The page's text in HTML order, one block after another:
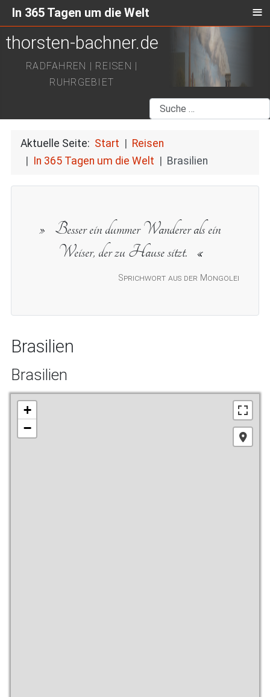
thorsten-bachner.de
RADFAHREN | REISEN |
RUHRGEBIET
Suchen
Aktuelle Seite: Start
Reisen
In 365 Tagen um die Welt
Brasilien
Sprichwort aus der Mongolei
Besser ein dummer Wanderer als ein
Weiser, der zu Hause sitzt.
Brasilien
Brasilien
+
−
In 365 Tagen um die Welt ≡